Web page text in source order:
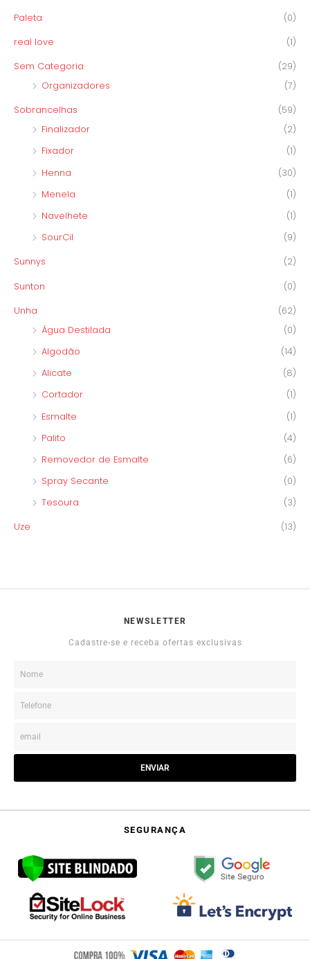
Paleta (0)
real love (1)
Sem Categoria
(29)
Organizadores
(7)
Sobrancelhas
(59)
Finalizador
(2)
Fixador
(1)
Henna
(30)
Menela
(1)
Navelhete
(1)
SourCil
(9)
Sunnys (2)
Sunton (0)
Unha
(62)
Água Destilada
(0)
Algodão
(14)
Alicate
(8)
Cortador
(1)
Esmalte
(1)
Palito
(4)
Removedor de Esmalte
(6)
Spray Secante
(0)
Tesoura
(3)
Uze (13)
NEWSLETTER
Cadastre-se e receba ofertas exclusivas
ENVIAR
SEGURANÇA